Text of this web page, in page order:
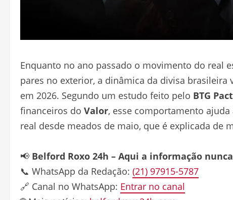
Enquanto no ano passado o movimento do real
pares no exterior, a dinâmica da divisa
em 2026. Segundo um estudo feito pelo BTG
financeiros do Valor, esse comportamento
real desde meados de maio, que é explicada de
📢 Belford Roxo 24h – Aqui a informação
📞 WhatsApp da Redação: (21) 97915-5787
🔗 Canal no WhatsApp: Entrar no canal